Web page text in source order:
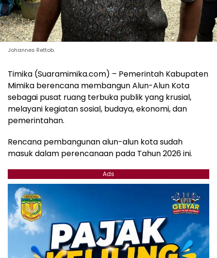
Johannes Rettob.
Timika (Suaramimika.com) – Pemerintah Kabupaten
Mimika berencana membangun Alun-Alun Kota
sebagai pusat ruang terbuka publik yang krusial,
melayani kegiatan sosial, budaya, ekonomi, dan
pemerintahan.
Rencana pembangunan alun-alun kota sudah
masuk dalam perencanaan pada Tahun 2026 ini.
Ads